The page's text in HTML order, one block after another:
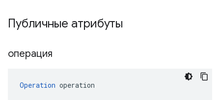
Публичные атрибуты
операция
Operation operation